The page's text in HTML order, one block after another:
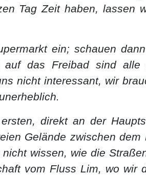
Tag Zeit haben, lassen
ein; schauen
das Freibad sind alle
nicht interessant, wir
direkt an der
Gelände zwischen
wissen, wie die
vom Fluss Lim, wo wir